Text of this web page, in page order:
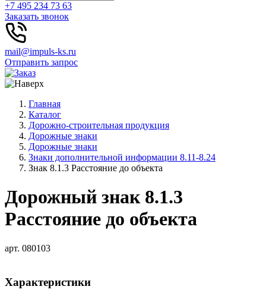
+7 495 234 73 63
Заказать звонок
mail@impuls-ks.ru
Отправить запрос
Главная
Каталог
Дорожно-строительная продукция
Дорожные знаки
Дорожные знаки
Знаки дополнительной информации 8.11-8.24
Знак 8.1.3 Расстояние до объекта
Дорожный знак 8.1.3
Расстояние до объекта
арт. 080103
Характеристики